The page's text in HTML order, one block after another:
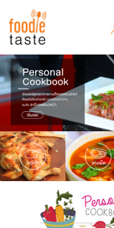
สูตรอาหาร
สูตรอาหารล่าสุด
Top Foodie
พาไปชิม
สารพันก้นครัว
เคล็ดลับน่ารู้
เปรียบเทียบหน่
เปรียบเทียบอุณ
FoodPedia
สร้าง Cookbook